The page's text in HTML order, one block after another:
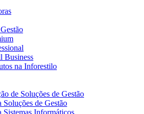
Business
na Inforestilo
de Soluções de Gestão
Soluções de Gestão
Sistemas Informáticos